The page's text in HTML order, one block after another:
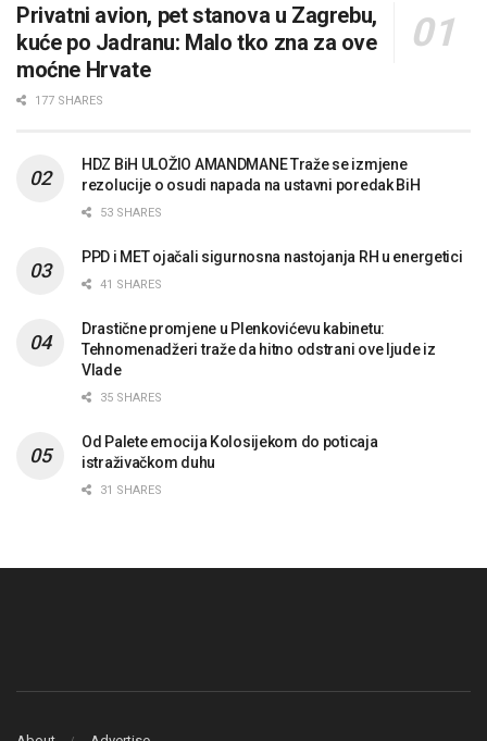
Privatni avion, pet stanova u Zagrebu,
kuće po Jadranu: Malo tko zna za ove
moćne Hrvate
177 SHARES
HDZ BiH ULOŽIO AMANDMANE Traže se izmjene
rezolucije o osudi napada na ustavni poredak BiH
53 SHARES
PPD i MET ojačali sigurnosna nastojanja RH u energetici
41 SHARES
Drastične promjene u Plenkovićevu kabinetu:
Tehnomenadžeri traže da hitno odstrani ove ljude iz
Vlade
35 SHARES
Od Palete emocija Kolosijekom do poticaja
istraživačkom duhu
31 SHARES